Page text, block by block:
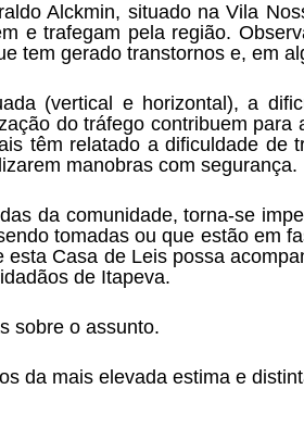
Alckmin, situado na Vila
e trafegam pela região.
tem gerado transtornos e, em
(vertical e horizontal), a
do tráfego contribuem
têm relatado a dificuldade de
manobras com segurança.
da comunidade, torna-se
tomadas ou que estão em
Casa de Leis possa
de Itapeva.
sobre o assunto.
da mais elevada estima e